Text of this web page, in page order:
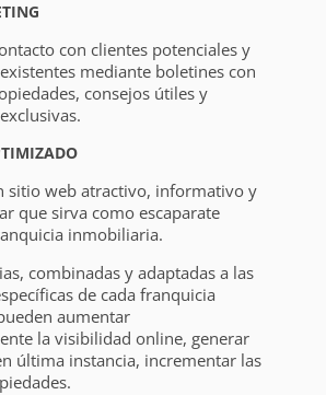
con clientes potenciales y
mediante boletines con
consejos útiles y
sitio web atractivo, informativo y
que sirva como escaparate
inmobiliaria.
combinadas y adaptadas a las
de cada franquicia
aumentar
la visibilidad online, generar
última instancia, incrementar las